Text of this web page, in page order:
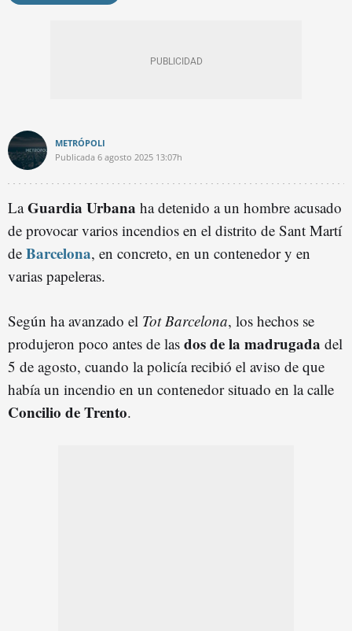
METRÓPOLI
Publicada 6 agosto 2025 13:07h
LaGuardia Urbana ha detenido a un hombre acusado
de provocar varios incendios en el distrito de Sant Martí
de Barcelona, en concreto, en un contenedor y en
varias papeleras.
Según ha avanzado el Tot Barcelona, los hechos se
produjeron poco antes de las dos de la madrugada del
5 de agosto, cuando la policía recibió el aviso de que
había un incendio en un contenedor situado en la calle
Concilio de Trento.